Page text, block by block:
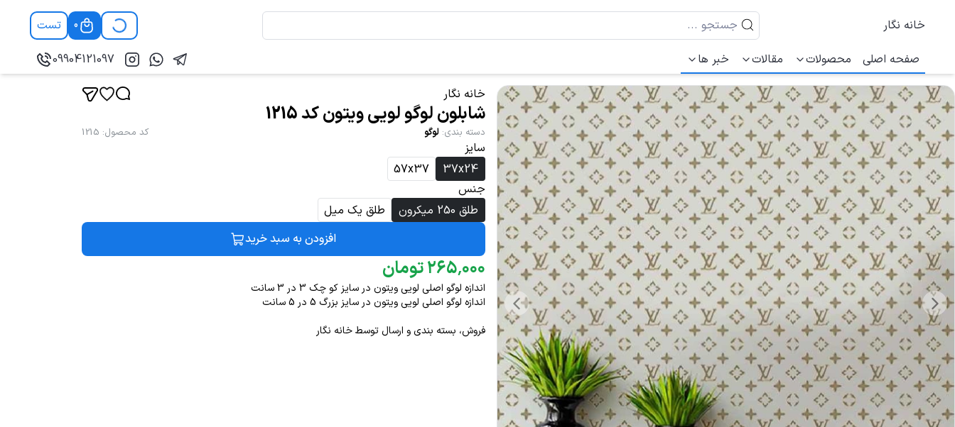
خانه نگار 0
تست
صفحه اصلی
محصولات مقالات خبر ها 09904121097
خانه نگار
شابلون لوگو لویی ویتون کد 1215
دسته بندی: لوگو کد محصول:
1215
سایز
37x24
57x37
جنس
طلق 250 میکرون
طلق یک میل
افزودن به سبد خرید
۲۶۵٬۰۰۰ تومان
اندازه لوگو اصلی لویی ویتون در سایز کو چک 3 در 3 سانت
اندازه لوگو اصلی لویی ویتون در سایز بزرگ 5 در 5 سانت
فروش، بسته بندی و ارسال توسط خانه نگار